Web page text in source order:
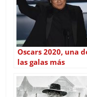
Oscars 2020, una
las galas más
últimos años